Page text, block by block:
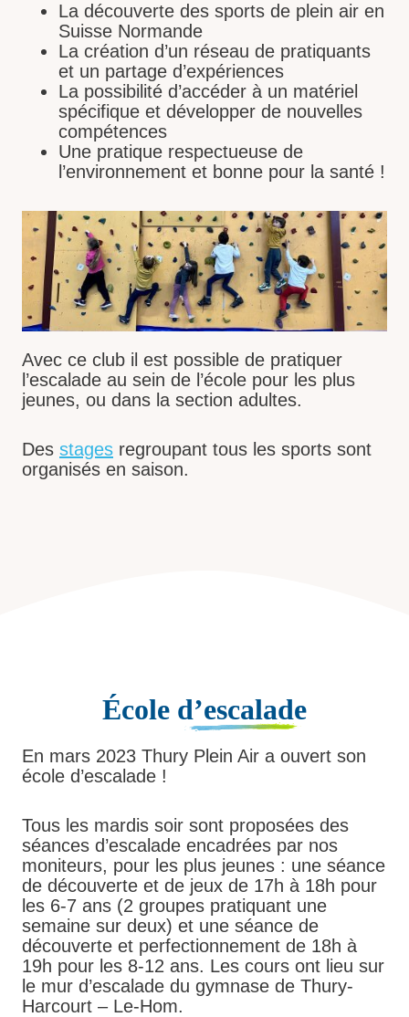
La découverte des sports de plein air en
Suisse Normande
La création d’un réseau de pratiquants
et un partage d’expériences
La possibilité d’accéder à un matériel
spécifique et développer de nouvelles
compétences
Une pratique respectueuse de
l’environnement et bonne pour la santé !
Avec ce club il est possible de pratiquer
l’escalade au sein de l’école pour les plus
jeunes, ou dans la section adultes.
Des stages regroupant tous les sports sont
organisés en saison.
École d’escalade
En mars 2023 Thury Plein Air a ouvert son
école d’escalade !
Tous les mardis soir sont proposées des
séances d’escalade encadrées par nos
moniteurs, pour les plus jeunes : une séance
de découverte et de jeux de 17h à 18h pour
les 6-7 ans (2 groupes pratiquant une
semaine sur deux) et une séance de
découverte et perfectionnement de 18h à
19h pour les 8-12 ans. Les cours ont lieu sur
le mur d’escalade du gymnase de Thury-
Harcourt – Le-Hom.